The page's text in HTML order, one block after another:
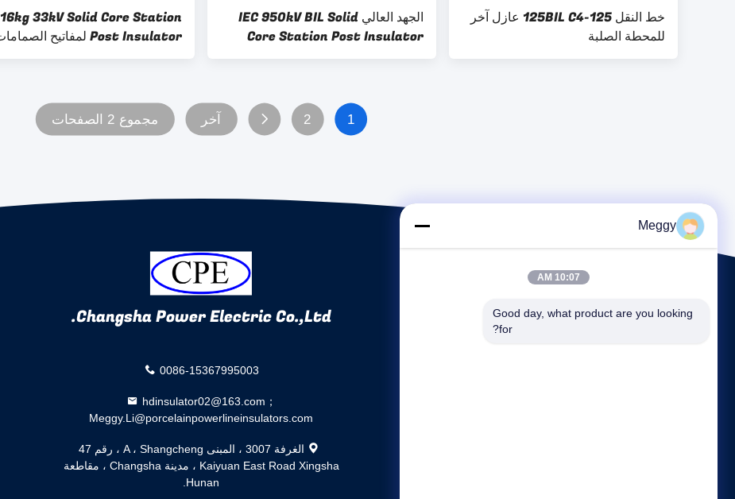
16kg 33kV Solid Core Station
Post Insulator لمفاتيح الصمامات
الجهد العالي IEC 950kV BIL Solid
Core Station Post Insulator
خط النقل 125BIL C4-125 عازل آخر
للمحطة الصلبة
1
2 آخر مجموع 2 الصفحات
Changsha Power Electric Co.,Ltd.
0086-15367995003
hdinsulator02@163.com；
Meggy.Li@porcelainpowerlineinsulators.com
الغرفة 3007 ، المبنى A ، Shangcheng ، رقم 47
Kaiyuan East Road Xingsha ، مدينة Changsha ، مقاطعة
Hunan.
Meggy
10:07 AM
Good day, what product are you looking
for?